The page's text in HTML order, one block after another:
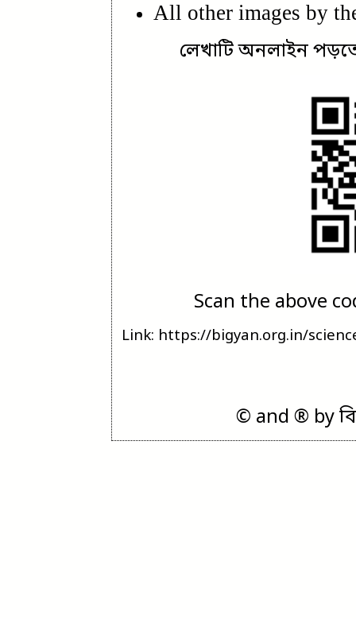
All other images by
লেখাটি অনলাইন
Scan the above
Link: https://bigyan.org.in/
© and ® by